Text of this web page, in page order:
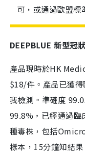
可，或通過歐盟標
DEEPBLUE 新型冠
產品現時於HK
$18/件。產品已獲
我檢測。準確度
99.8%，已經通過臨
種毒株，包括
樣本，15分鐘知結果